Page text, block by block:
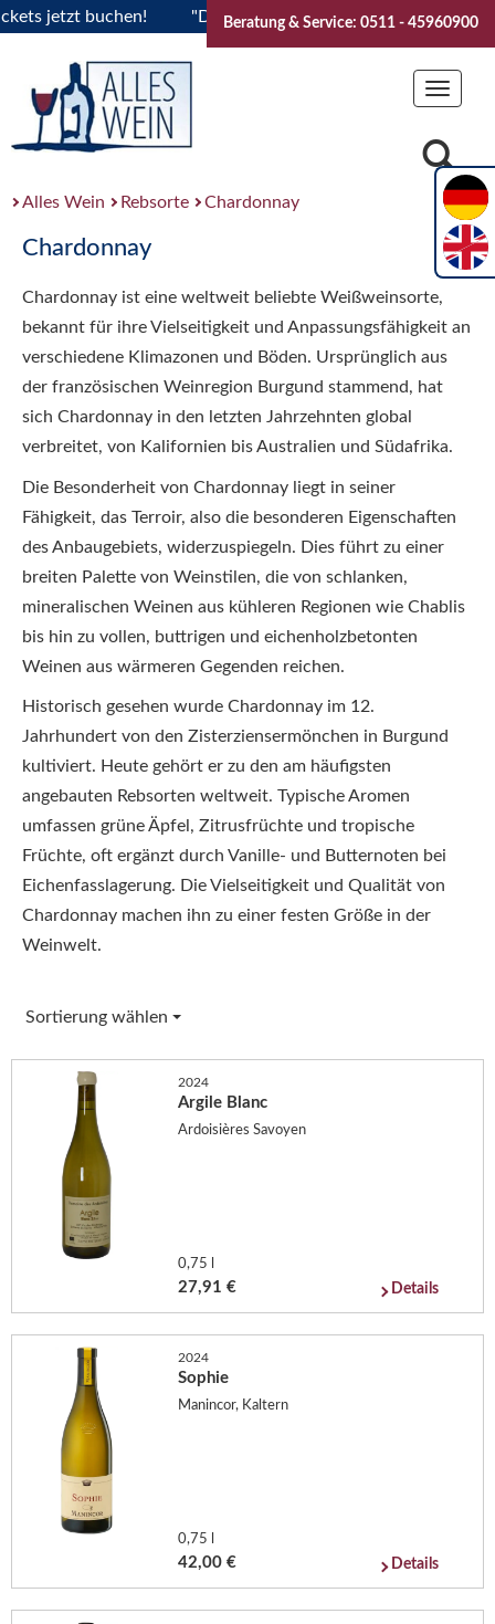
jetzt buchen! "Das Sommerfest 2026" Vive la
Beratung & Service: 0511 - 45960900
Toggle
Alles Wein Rebsorte Chardonnay
Chardonnay
Chardonnay ist eine weltweit beliebte Weißweinsorte,
bekannt für ihre Vielseitigkeit und Anpassungsfähigkeit an
verschiedene Klimazonen und Böden. Ursprünglich aus
der französischen Weinregion Burgund stammend, hat
sich Chardonnay in den letzten Jahrzehnten global
verbreitet, von Kalifornien bis Australien und Südafrika.
Die Besonderheit von Chardonnay liegt in seiner
Fähigkeit, das Terroir, also die besonderen Eigenschaften
des Anbaugebiets, widerzuspiegeln. Dies führt zu einer
breiten Palette von Weinstilen, die von schlanken,
mineralischen Weinen aus kühleren Regionen wie Chablis
bis hin zu vollen, buttrigen und eichenholzbetonten
Weinen aus wärmeren Gegenden reichen.
Historisch gesehen wurde Chardonnay im 12.
Jahrhundert von den Zisterziensermönchen in Burgund
kultiviert. Heute gehört er zu den am häufigsten
angebauten Rebsorten weltweit. Typische Aromen
umfassen grüne Äpfel, Zitrusfrüchte und tropische
Früchte, oft ergänzt durch Vanille- und Butternoten bei
Eichenfasslagerung. Die Vielseitigkeit und Qualität von
Chardonnay machen ihn zu einer festen Größe in der
Weinwelt.
Sortierung wählen
2024
Argile Blanc
Ardoisières Savoyen
0,75 l
27,91 € Details
2024
Sophie
Manincor, Kaltern
0,75 l
42,00 € Details